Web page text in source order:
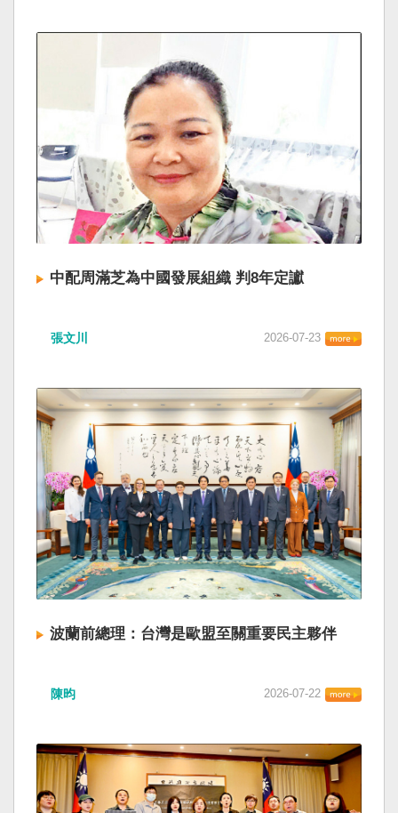
中配周滿芝為中國發展組織 判8年定讞
張文川 2026-07-23
波蘭前總理：台灣是歐盟至關重要民主夥伴
陳昀 2026-07-22